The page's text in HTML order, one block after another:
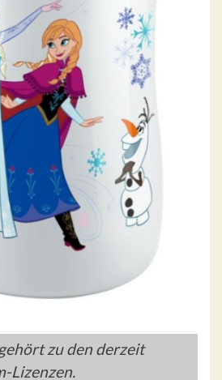
zu den derzeit
Lizenzen.